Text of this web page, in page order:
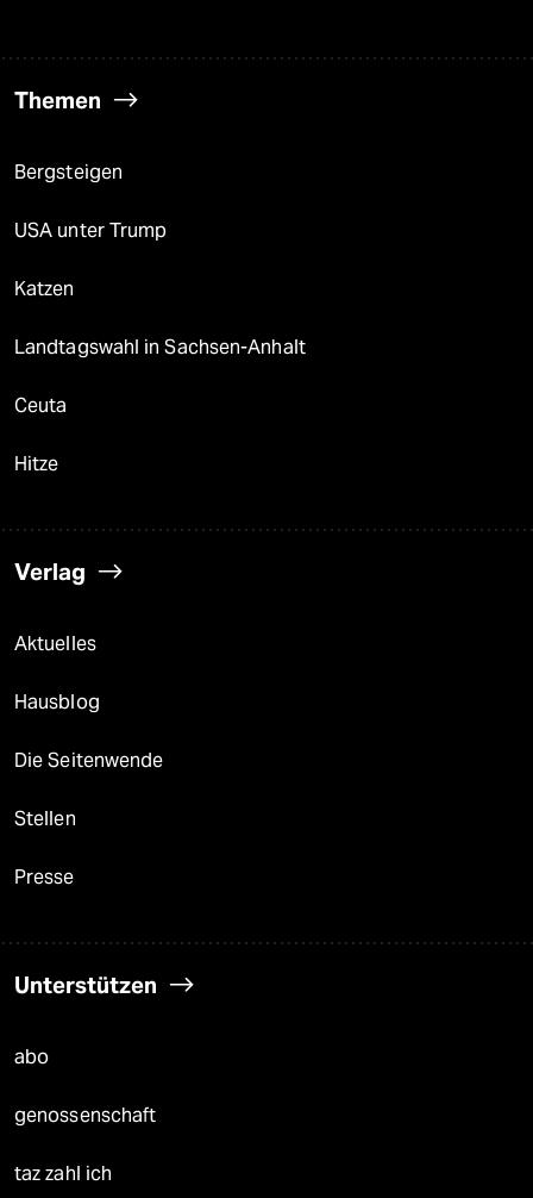
Themen
Bergsteigen
USA unter Trump
Katzen
Landtagswahl in Sachsen-Anhalt
Ceuta
Hitze
Verlag
Aktuelles
Hausblog
Die Seitenwende
Stellen
Presse
Unterstützen
abo
genossenschaft
taz zahl ich